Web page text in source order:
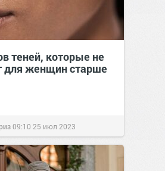
теней, которые не
для женщин старше
09:10 25 июл 2023